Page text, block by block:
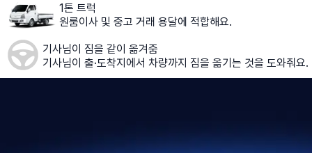
1톤 트럭
원룸이사 및 중고 거래 용달에 적합해요.
기사님이 짐을 같이 옮겨줌
기사님이 출·도착지에서 차량까지 짐을 옮기는 것을 도와줘요.